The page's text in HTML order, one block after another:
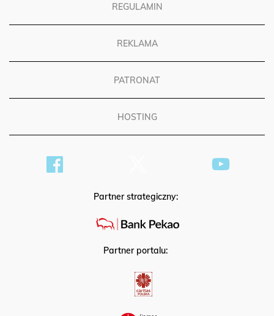
REGULAMIN
REKLAMA
PATRONAT
HOSTING
Partner strategiczny:
Partner portalu: